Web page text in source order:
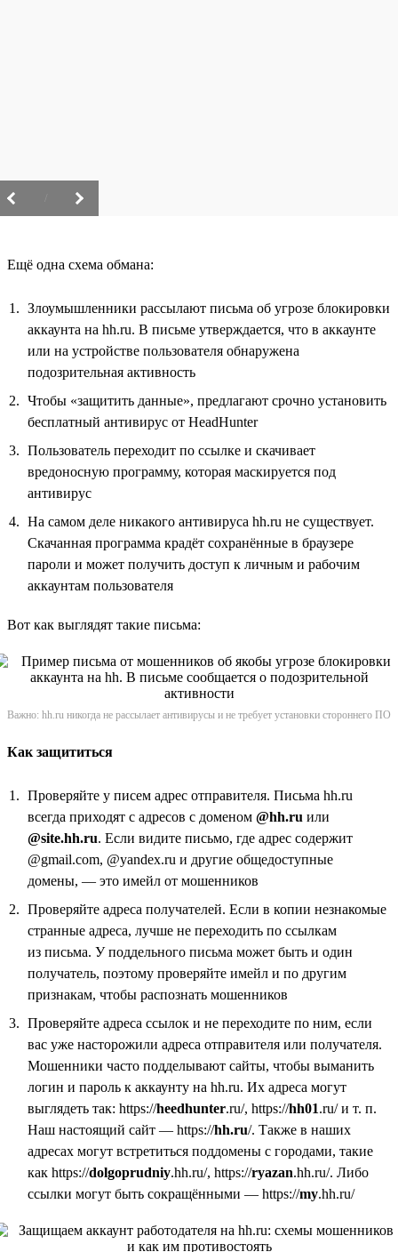
Ещё одна схема обмана:
Злоумышленники рассылают письма об угрозе блокировки
аккаунта на hh.ru. В письме утверждается, что в аккаунте
или на устройстве пользователя обнаружена
подозрительная активность
Чтобы «защитить данные», предлагают срочно установить
бесплатный антивирус от HeadHunter
Пользователь переходит по ссылке и скачивает
вредоносную программу, которая маскируется под
антивирус
На самом деле никакого антивируса hh.ru не существует.
Скачанная программа крадёт сохранённые в браузере
пароли и может получить доступ к личным и рабочим
аккаунтам пользователя
Вот как выглядят такие письма:
Важно: hh.ru никогда не рассылает антивирусы и не требует установки стороннего ПО
Как защититься
Проверяйте у писем адрес отправителя. Письма hh.ru
всегда приходят с адресов с доменом @hh.ru или
@site.hh.ru. Если видите письмо, где адрес содержит
@gmail.com, @yandex.ru и другие общедоступные
домены, — это имейл от мошенников
Проверяйте адреса получателей. Если в копии незнакомые
странные адреса, лучше не переходить по ссылкам
из письма. У поддельного письма может быть и один
получатель, поэтому проверяйте имейл и по другим
признакам, чтобы распознать мошенников
Проверяйте адреса ссылок и не переходите по ним, если
вас уже насторожили адреса отправителя или получателя.
Мошенники часто подделывают сайты, чтобы выманить
логин и пароль к аккаунту на hh.ru. Их адреса могут
выглядеть так: https://heedhunter.ru/, https://hh01.ru/ и т. п.
Наш настоящий сайт — https://hh.ru/. Также в наших
адресах могут встретиться поддомены с городами, такие
как https://dolgoprudniy.hh.ru/, https://ryazan.hh.ru/. Либо
ссылки могут быть сокращёнными — https://my.hh.ru/